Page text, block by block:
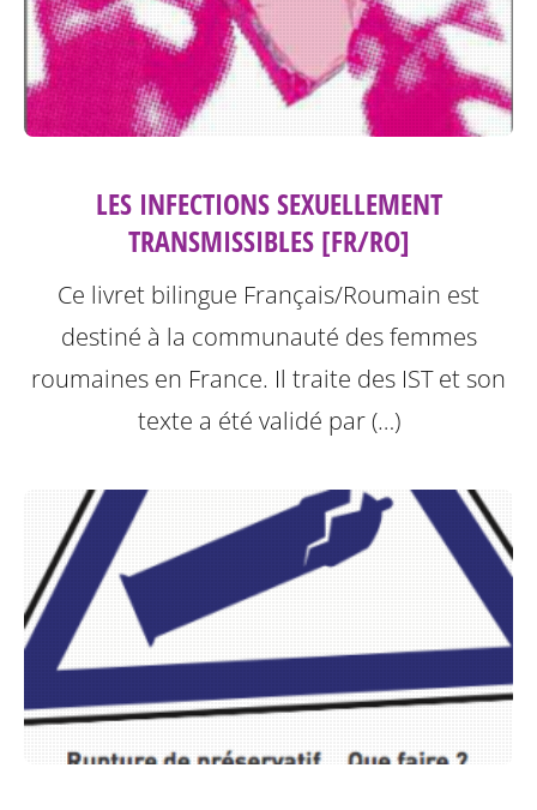
LES INFECTIONS SEXUELLEMENT
TRANSMISSIBLES [FR/RO]
Ce livret bilingue Français/Roumain est
destiné à la communauté des femmes
roumaines en France. Il traite des IST et son
texte a été validé par (…)